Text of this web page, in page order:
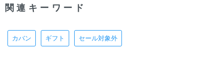
関連キーワード
カバン ギフト セール対象外